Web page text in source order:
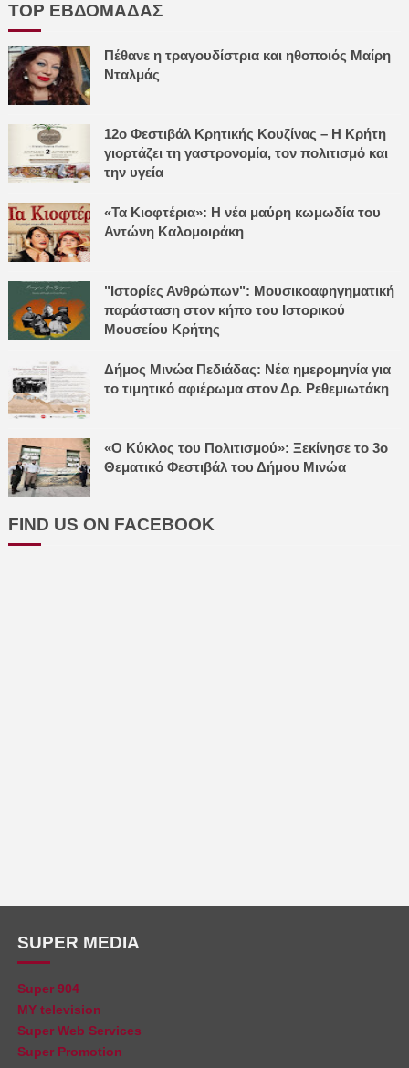
TOP ΕΒΔΟΜΑΔΑΣ
Πέθανε η τραγουδίστρια και ηθοποιός Μαίρη
Νταλμάς
12ο Φεστιβάλ Κρητικής Κουζίνας – Η Κρήτη
γιορτάζει τη γαστρονομία, τον πολιτισμό και
την υγεία
«Τα Κιοφτέρια»: Η νέα μαύρη κωμωδία του
Αντώνη Καλομοιράκη
"Ιστορίες Ανθρώπων": Μουσικοαφηγηματική
παράσταση στον κήπο του Ιστορικού
Μουσείου Κρήτης
Δήμος Μινώα Πεδιάδας: Νέα ημερομηνία για
το τιμητικό αφιέρωμα στον Δρ. Ρεθεμιωτάκη
«Ο Κύκλος του Πολιτισμού»: Ξεκίνησε το 3ο
Θεματικό Φεστιβάλ του Δήμου Μινώα
FIND US ON FACEBOOK
SUPER MEDIA
Super 904
MY television
Super Web Services
Super Promotion